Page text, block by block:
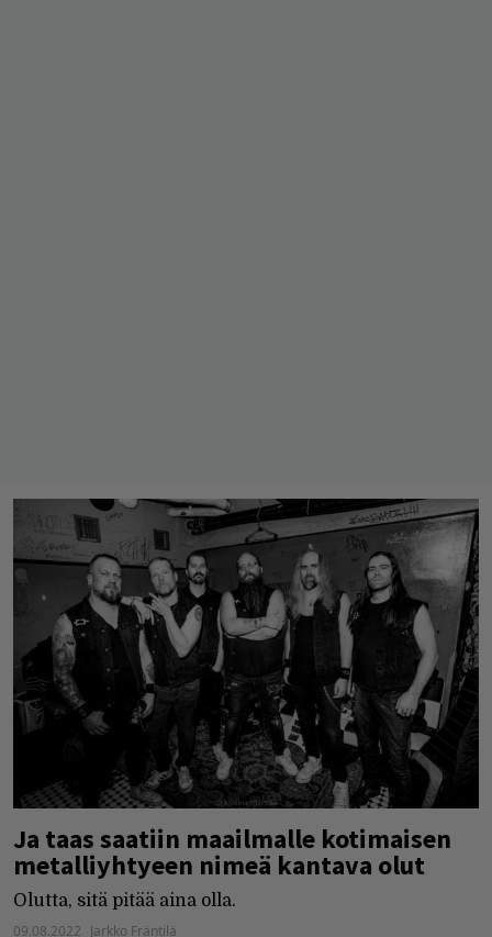
Ja taas saatiin maailmalle kotimaisen
metalliyhtyeen nimeä kantava olut
Olutta, sitä pitää aina olla.
09.08.2022 Jarkko Fräntilä